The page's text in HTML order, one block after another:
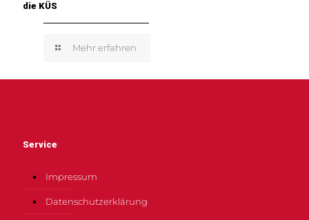
die KÜS
Mehr erfahren
Service
Impressum
Datenschutzerklärung